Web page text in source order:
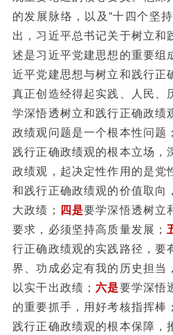
的发展脉络，以及“十四个坚
出，习近平总书记关于树立和
述是习近平党建思想的重要组
近平党建思想与树立和践行正
真正创造经得起实践、人民、
学深悟透树立和践行正确政绩
政绩观问题是一个根本性问题
践行正确政绩观的根本立场，
政绩观，起决定性作用的是党
和践行正确政绩观的价值取向
大政绩；
四是要学深悟透树立
要求，必须坚持高质量发展；
行正确政绩观的实践路径，要
界、功成必定有我的历史担当
以实干出政绩；六是要学深悟
的重要抓手，用好考核指挥棒
践行正确政绩观的根本保障，